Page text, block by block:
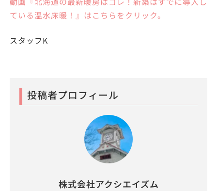
ている温水床暖！』 はこちらをクリック。
スタッフK
投稿者プロフィール
株式会社アクシエイズム